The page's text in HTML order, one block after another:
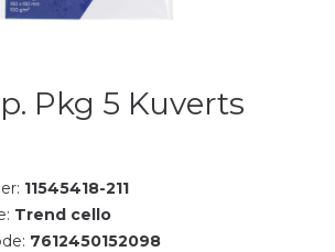
Pkg 5 Kuverts
11545418-211
Trend cello
7612450152098